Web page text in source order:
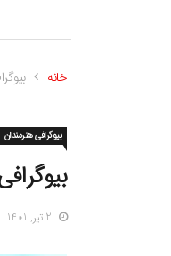
خانه
بیوگرافی هنرمندان
2 تیر, 1401